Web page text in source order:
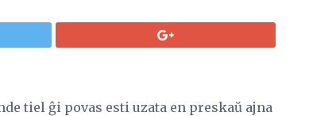
tiel ĝi povas esti uzata en preskaŭ ajna